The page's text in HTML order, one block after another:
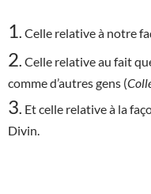
1 Celle relative à notre
2 Celle relative au fait
comme d’autres gens (
3 Et celle relative à la
Divin.